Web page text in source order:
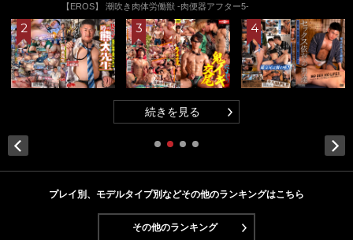
【EROS】 潮吹き肉体労働獣 -肉便器アフター5-
続きを見る
プレイ別、モデルタイプ別などその他のランキングはこちら
その他のランキング